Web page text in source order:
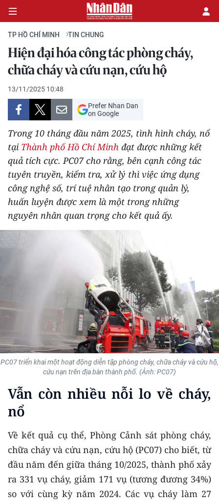
CHÍNH TRỊ
KINH TẾ
VĂN HÓA
XÃ HỘI
PHÁP LUẬT
DU LỊCH
THẾ GIỚI
THỂ THAO
KHOA HỌC - CÔNG NGHỆ
MÔI TRƯỜNG
BẠN ĐỌC
KIỂM CHỨNG THÔNG TIN
TRI THỨC CHUYÊN SÂU
54 DÂN TỘC VIỆT NAM
CHƯƠNG TRÌNH OCOP - MỖI XÃ
MỘT SẢN PHẨM
RADIO
TP HỒ CHÍ MINH TIN CHUNG
Hiện đại hóa công tác phòng cháy,
chữa cháy và cứu nạn, cứu hộ
13/11/2025 10:48
Prefer Nhan Dan
on Google
Trong 10 tháng đầu năm 2025, tình hình cháy, nổ
tại Thành phố Hồ Chí Minh đạt được những kết
quả tích cực. PC07 cho rằng, bên cạnh công tác
tuyên truyền, kiểm tra, xử lý thì việc ứng dụng
công nghệ số, trí tuệ nhân tạo trong quản lý,
huấn luyện được xem là một trong những
nguyên nhân quan trọng cho kết quả ấy.
PC07 triển khai một hoạt động diễn tập phòng cháy, chữa cháy và cứu hộ,
cứu nạn trên địa bàn thành phố. (Ảnh: PC07)
Vẫn còn nhiều nỗi lo về cháy,
nổ
Về kết quả cụ thể, Phòng Cảnh sát phòng cháy,
chữa cháy và cứu nạn, cứu hộ (PC07) cho biết, từ
đầu năm đến giữa tháng 10/2025, thành phố xảy
ra 331 vụ cháy, giảm 171 vụ (tương đương 34%)
so với cùng kỳ năm 2024. Các vụ cháy làm 27